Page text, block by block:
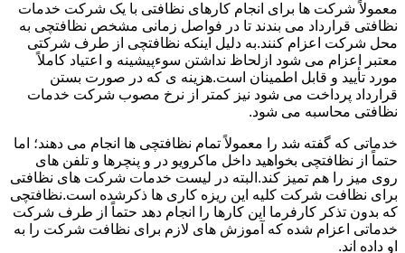
معمولاً شرکت ها برای انجام کارهای نظافتی با یک شرکت خدمات
نظافتی قرارداد می بندند تا در فواصل زمانی مشخص نظافتچی به
محل شرکت اعزام کنند.به دلیل اینکه نظافتچی از طرف شرکتی
معتبر اعزام می شود ازلحاظ نداشتن سوءپیشینه و اعتیاد کاملاً
مورد تأیید و قابل اطمینان است.هزینه ی که در صورت بستن
قرارداد پرداخت می شود نیز کمتر از نرخ مصوب شرکت خدمات
نظافتی محاسبه می شود.
خدماتی که گفته شد را معمولاً تمام نظافتچی ها انجام می دهند؛ اما
حتماً از نظافتچی بخواهید داخل ماکرویو در و پنچرها و تلفن های
روی میز را هم تمیز کند.البته در لیست خدمات شرکت های نظافتی
برای نظافت شرکت کلیه این ریزه کاری ها ذکرشده است.نظافتچی
که بدون تذکر کارفرما این کارها را انجام دهد حتماً از طرف شرکت
خدماتی اعزام شده که آموزش های لازم برای نظافت شرکت را به
او داده اند.